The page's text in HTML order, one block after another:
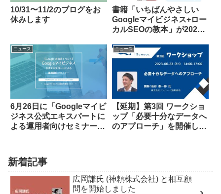
10/31〜11/2のブログをお
休みします
書籍「いちばんやさしい
Googleマイビジネス+ロー
カルSEOの教本」が2021
す！
ニュース
6月26日に「Googleマイビ
ジネス公式エキスパートに
よる運用者向けセミナー」
ニュース
【延期】第3回 ワークショ
ップ「必要十分なデータへ
のアプローチ」を開催しま
新着記事
広岡謙氏 (神頼株式会社) と相互顧
問を開始しました